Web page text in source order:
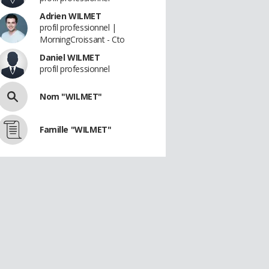
Adrien WILMET
profil professionnel |
MorningCroissant - Cto
Daniel WILMET
profil professionnel
Nom "WILMET"
Famille "WILMET"